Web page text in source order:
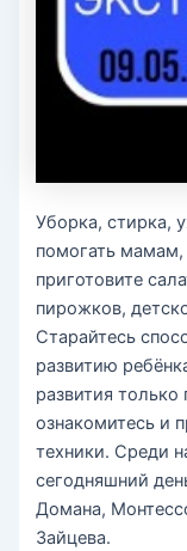
Уборка, стирка,
помогать
приготовите
пирожков,
Старайтесь
развитию
развития
ознакомитесь и
техники. Среди
сегодняшний
Домана,
Зайцева.